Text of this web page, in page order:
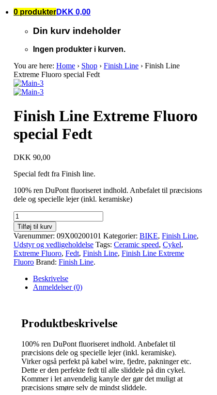
0 produkterDKK 0,00
Din kurv indeholder
Ingen produkter i kurven.
You are here: Home › Shop › Finish Line › Finish Line
Extreme Fluoro special Fedt
Finish Line Extreme Fluoro
special Fedt
DKK 90,00
Special fedt fra Finish line.
100% ren DuPont fluoriseret indhold. Anbefalet til præcisions
dele og specielle lejer (inkl. keramiske)
Tilføj til kurv
Varenummer: 09X00200101 Kategorier: BIKE, Finish Line,
Udstyr og vedligeholdelse Tags: Ceramic speed, Cykel,
Extreme Fluoro, Fedt, Finish Line, Finish Line Extreme
Fluoro Brand: Finish Line.
Beskrivelse
Anmeldelser (0)
Produktbeskrivelse
100% ren DuPont fluoriseret indhold. Anbefalet til
præcisions dele og specielle lejer (inkl. keramiske).
Virker også perfekt på kabel wire, fjedre, pakninger etc.
Dette er den perfekte fedt til alle sliddele på din cykel.
Kommer i let anvendelig kanyle der gør det muligt at
præcisions smøre selv de mindst sliddele.